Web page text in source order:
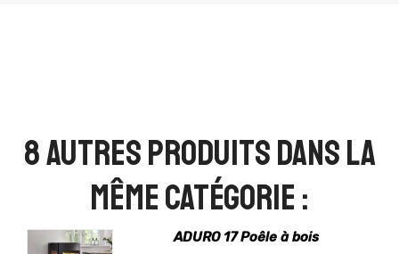
8 autres produits dans la
même catégorie :
ADURO 17 Poêle à bois